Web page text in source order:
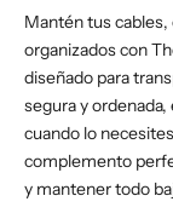
Mantén tus
organizados con
diseñado para
segura y
cuando lo
complemento
y mantener todo